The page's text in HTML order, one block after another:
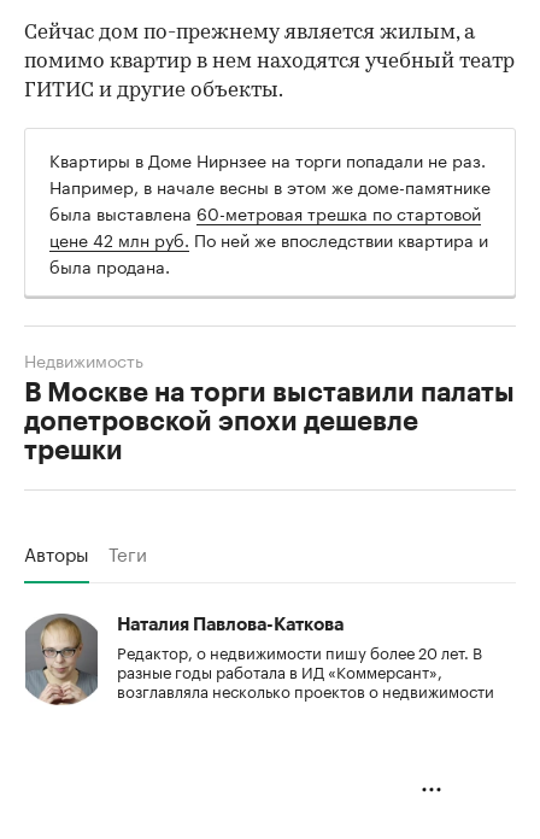
Сейчас дом по-прежнему является жилым, а
помимо квартир в нем находятся учебный театр
ГИТИС и другие объекты.
Квартиры в Доме Нирнзее на торги попадали не раз.
Например, в начале весны в этом же доме-памятнике
была выставлена 60-метровая трешка по стартовой
цене 42 млн руб. По ней же впоследствии квартира и
была продана.
В Москве на торги выставили палаты
допетровской эпохи дешевле
трешки
Недвижимость
Авторы Теги
Наталия Павлова-Каткова
Редактор, о недвижимости пишу более 20 лет. В
разные годы работала в ИД «Коммерсант»,
возглавляла несколько проектов о недвижимости